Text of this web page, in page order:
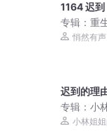
1164 迟到
专辑：重
调 杀伐果
悄然有声
迟到的理
专辑：小
小林姐